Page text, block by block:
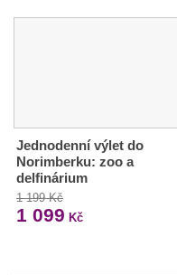
Jednodenní výlet do
Norimberku: zoo a
delfinárium
1 199 Kč
1 099 Kč